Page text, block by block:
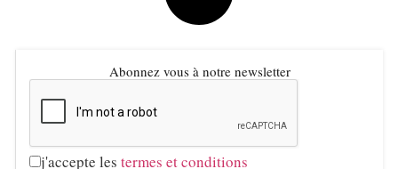
Abonnez vous à notre newsletter
j'accepte les termes et conditions